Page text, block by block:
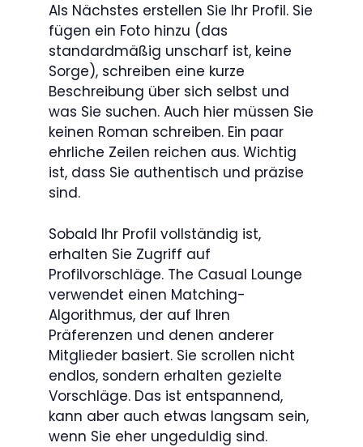
Als Nächstes erstellen Sie Ihr Profil. Sie
fügen ein Foto hinzu (das
standardmäßig unscharf ist, keine
Sorge), schreiben eine kurze
Beschreibung über sich selbst und
was Sie suchen. Auch hier müssen Sie
keinen Roman schreiben. Ein paar
ehrliche Zeilen reichen aus. Wichtig
ist, dass Sie authentisch und präzise
sind.
Sobald Ihr Profil vollständig ist,
erhalten Sie Zugriff auf
Profilvorschläge. The Casual Lounge
verwendet einen Matching-
Algorithmus, der auf Ihren
Präferenzen und denen anderer
Mitglieder basiert. Sie scrollen nicht
endlos, sondern erhalten gezielte
Vorschläge. Das ist entspannend,
kann aber auch etwas langsam sein,
wenn Sie eher ungeduldig sind.